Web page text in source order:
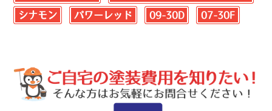
シナモン パワーレッド 09-30D 07-30F